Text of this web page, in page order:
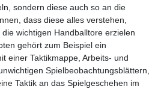
sondern diese auch so an die
dass diese alles verstehen,
wichtigen Handballtore erzielen
gehört zum Beispiel ein
einer Taktikmappe, Arbeits- und
Spielbeobachtungsblättern,
Taktik an das Spielgeschehen im